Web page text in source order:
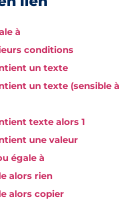
à
conditions
un texte
un texte (sensible à
texte alors 1
une valeur
égale à
alors rien
alors copier